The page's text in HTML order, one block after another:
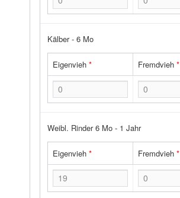
Kälber - 6 Mo
Eigenvieh* Fremdvieh*
Weibl. Rinder 6 Mo - 1 Jahr
Eigenvieh* Fremdvieh*